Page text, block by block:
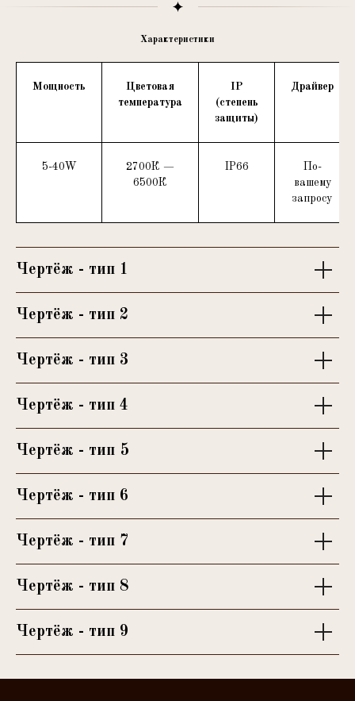
Характеристики
Мощность
Цветовая
температура
IP
(степень
защиты)
Драйвер
5-40W
2700К —
6500К
IP66
По-
вашему
запросу
Чертёж - тип 1
Чертёж - тип 2
Чертёж - тип 3
Чертёж - тип 4
Чертёж - тип 5
Чертёж - тип 6
Чертёж - тип 7
Чертёж - тип 8
Чертёж - тип 9